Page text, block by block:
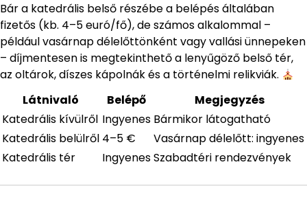
Bár a katedrális belső részébe a belépés általában
fizetős (kb. 4–5 euró/fő), de számos alkalommal –
például vasárnap délelőttönként vagy vallási ünnepeken
– díjmentesen is megtekinthető a lenyűgöző belső tér,
az oltárok, díszes kápolnák és a történelmi relikviák.
Látnivaló
Belépő
Megjegyzés
Katedrális kívülről Ingyenes Bármikor látogatható
Katedrális belülről 4–5 €
Vasárnap délelőtt: ingyenes
Katedrális tér
IngyenesSzabadtéri rendezvények